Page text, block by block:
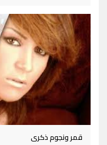
قمر ونجوم ذكرى